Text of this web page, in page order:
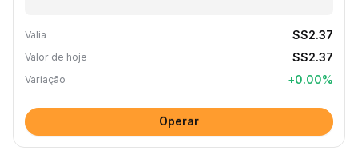
Valia S$2.37
Valor de hoje S$2.37
Variação +0.00%
Operar